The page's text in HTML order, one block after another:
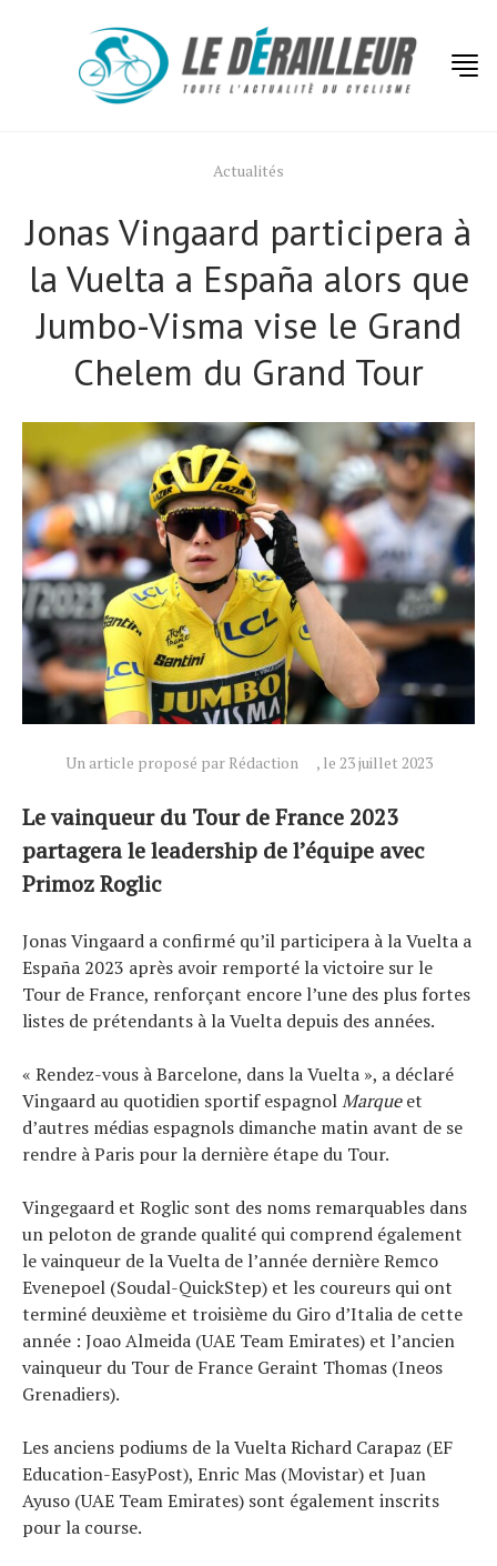
Actualités
Jonas Vingaard participera à
la Vuelta a España alors que
Jumbo-Visma vise le Grand
Chelem du Grand Tour
Un article proposé par Rédaction , le 23 juillet 2023
Le vainqueur du Tour de France 2023
partagera le leadership de l’équipe avec
Primoz Roglic
Jonas Vingaard a confirmé qu’il participera à la Vuelta a
España 2023 après avoir remporté la victoire sur le
Tour de France, renforçant encore l’une des plus fortes
listes de prétendants à la Vuelta depuis des années.
« Rendez-vous à Barcelone, dans la Vuelta », a déclaré
Vingaard au quotidien sportif espagnolMarqueet
d’autres médias espagnols dimanche matin avant de se
rendre à Paris pour la dernière étape du Tour.
Vingegaard et Roglic sont des noms remarquables dans
un peloton de grande qualité qui comprend également
le vainqueur de la Vuelta de l’année dernière Remco
Evenepoel (Soudal-QuickStep) et les coureurs qui ont
terminé deuxième et troisième du Giro d’Italia de cette
année : Joao Almeida (UAE Team Emirates) et l’ancien
vainqueur du Tour de France Geraint Thomas (Ineos
Grenadiers).
Les anciens podiums de la Vuelta Richard Carapaz (EF
Education-EasyPost), Enric Mas (Movistar) et Juan
Ayuso (UAE Team Emirates) sont également inscrits
pour la course.
Actualités
Technologies
Conseils
Tous nos articles
À propos